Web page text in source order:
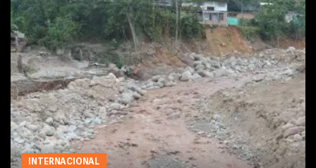
INTERNACIONAL